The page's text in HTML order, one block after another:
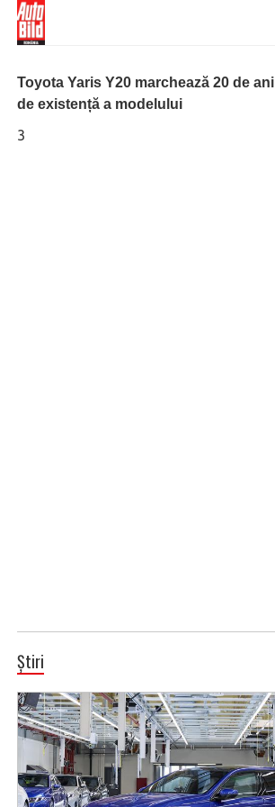
Toyota Yaris Y20 marchează 20 de ani
de existență a modelului
3
Știri